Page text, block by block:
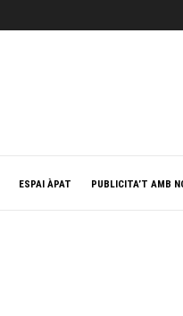
ESPAI ÀPAT PUBLICITA’T AMB